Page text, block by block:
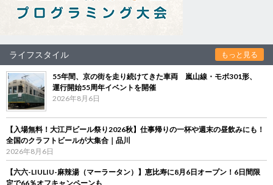
ライフスタイル もっと見る
55年間、京の街を走り続けてきた車両 嵐山線・モボ301形、
運行開始55周年イベントを開催
2026年8月6日
【入場無料！大江戸ビール祭り2026秋】仕事帰りの一杯や週末の昼飲みにも！
全国のクラフトビールが大集合｜品川
2026年8月6日
【六六-LIULIU-麻辣湯（マーラータン）】恵比寿に8月6日オープン！6日間限
定で66％オフキャンペーンも